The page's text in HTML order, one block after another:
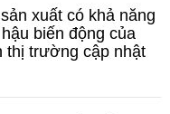
xuất có khả năng
biến động của
thị trường cập nhật